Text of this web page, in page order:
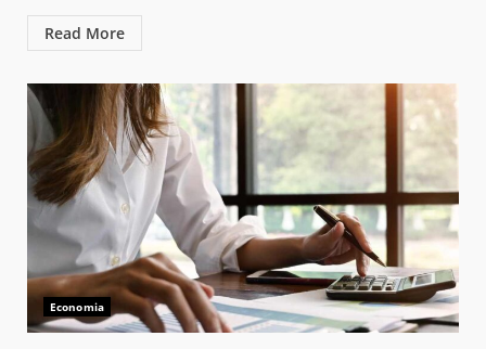
Read More
Economia